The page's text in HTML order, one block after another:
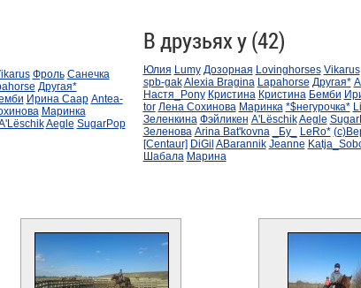
Фроль Санечка
Другая*
Ирина Саар Antea-
Маринка
Aegle SugarPop
В друзьях у (42)
Юлия Lumy Дозорная Lovinghorses Vikarus
spb-gakAlexia Bragina Lapahorse Другая*
Настя_Pony Кристина Кристина Бемби
tor Лена Сохинова Маринка *$негурочка*
Зеленкина Фэйликен A'LёschikAegle
Зеленова Arina Bat'kovna _Бу_ LeRo*
[Centaur] DiGil ABarannik Jeanne
Шабала Марина